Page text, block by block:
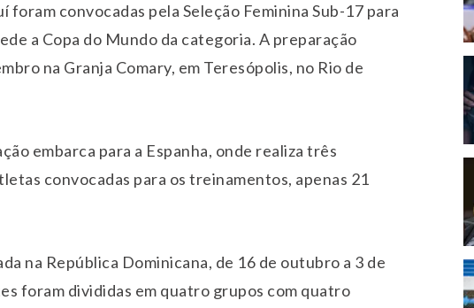
foram convocadas pela Seleção Feminina Sub-17 para
a Copa do Mundo da categoria. A preparação
na Granja Comary, em Teresópolis, no Rio de
embarca para a Espanha, onde realiza três
convocadas para os treinamentos, apenas 21
na República Dominicana, de 16 de outubro a 3 de
foram divididas em quatro grupos com quatro